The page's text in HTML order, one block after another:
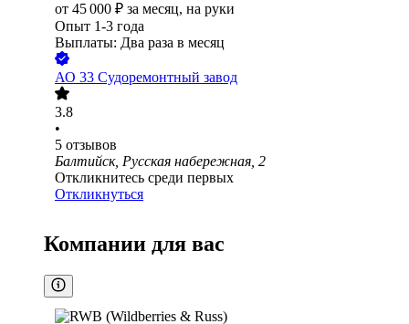
от 45 000 ₽ за месяц, на руки
Опыт 1-3 года
Выплаты: Два раза в месяц
АО 33 Судоремонтный завод
3.8
•
5 отзывов
Балтийск, Русская набережная, 2
Откликнитесь среди первых
Откликнуться
Компании для вас